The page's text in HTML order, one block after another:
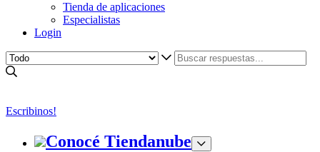
Tienda de aplicaciones
Especialistas
Login
Escribinos!
Conocé Tiendanube